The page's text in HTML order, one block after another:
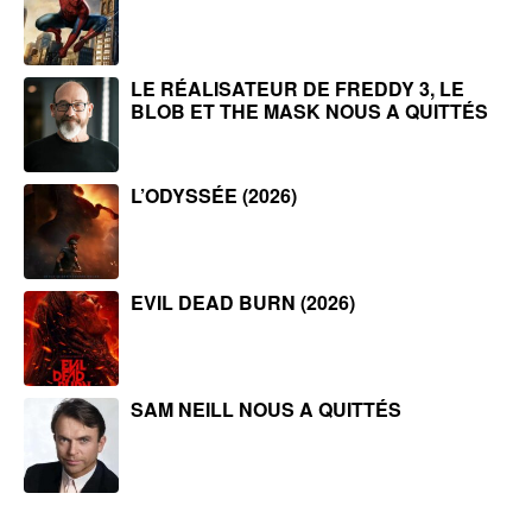
LE RÉALISATEUR DE FREDDY 3, LE
BLOB ET THE MASK NOUS A QUITTÉS
L’ODYSSÉE (2026)
EVIL DEAD BURN (2026)
SAM NEILL NOUS A QUITTÉS